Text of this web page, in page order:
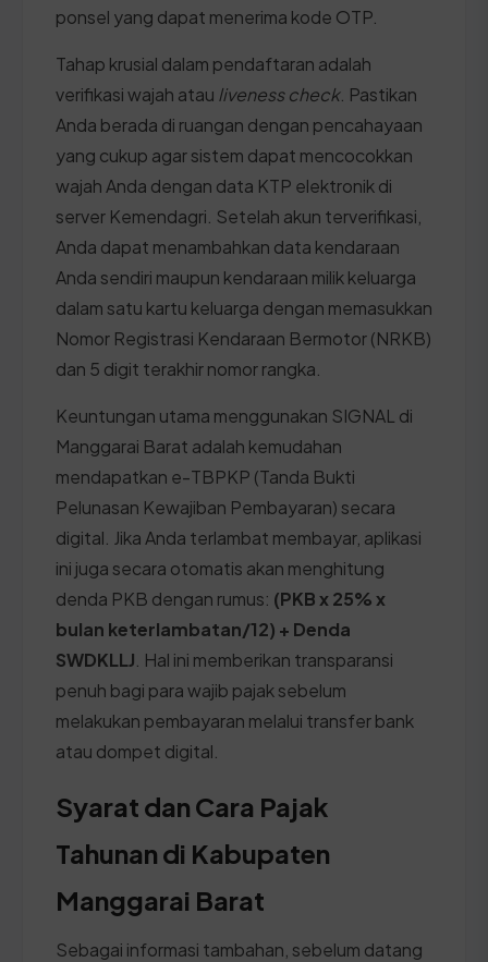
ponsel yang dapat menerima kode OTP.
Tahap krusial dalam pendaftaran adalah
verifikasi wajah atau liveness check. Pastikan
Anda berada di ruangan dengan pencahayaan
yang cukup agar sistem dapat mencocokkan
wajah Anda dengan data KTP elektronik di
server Kemendagri. Setelah akun terverifikasi,
Anda dapat menambahkan data kendaraan
Anda sendiri maupun kendaraan milik keluarga
dalam satu kartu keluarga dengan memasukkan
Nomor Registrasi Kendaraan Bermotor (NRKB)
dan 5 digit terakhir nomor rangka.
Keuntungan utama menggunakan SIGNAL di
Manggarai Barat adalah kemudahan
mendapatkan e-TBPKP (Tanda Bukti
Pelunasan Kewajiban Pembayaran) secara
digital. Jika Anda terlambat membayar, aplikasi
ini juga secara otomatis akan menghitung
denda PKB dengan rumus: (PKB x 25% x
bulan keterlambatan/12) + Denda
SWDKLLJ . Hal ini memberikan transparansi
penuh bagi para wajib pajak sebelum
melakukan pembayaran melalui transfer bank
atau dompet digital.
Syarat dan Cara Pajak
Tahunan di Kabupaten
Manggarai Barat
Sebagai informasi tambahan, sebelum datang